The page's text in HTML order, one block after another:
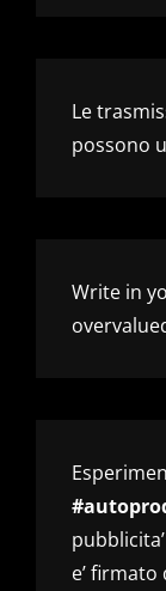
Le
possono
Write in
e’